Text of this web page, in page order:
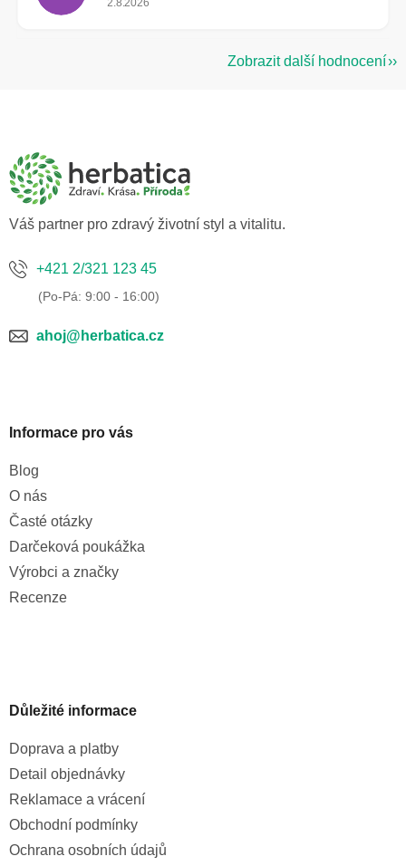
2.8.2026
Zobrazit další hodnocení
a
Váš partner pro zdravý životní styl a vitalitu.
+421 2/321 123 45
ahoj@herbatica.cz
Informace pro vás
Blog
O nás
Časté otázky
Darčeková poukážka
Výrobci a značky
Recenze
Důležité informace
Doprava a platby
Detail objednávky
Reklamace a vrácení
Obchodní podmínky
Ochrana osobních údajů